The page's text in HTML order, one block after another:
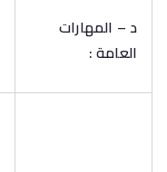
د – المهارات
العامة :